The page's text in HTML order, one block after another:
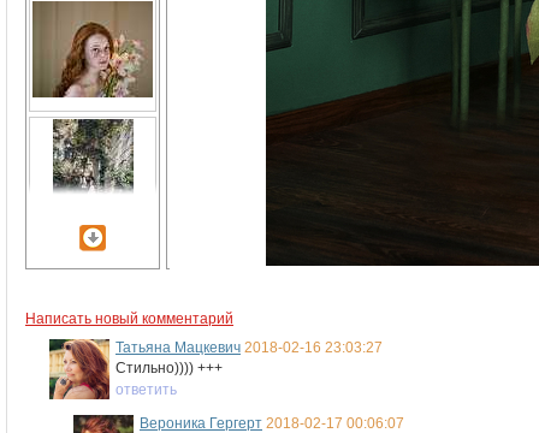
Написать новый комментарий
Татьяна Мацкевич 2018-02-16 23:03:27
Стильно)))) +++
ответить
Вероника Гергерт 2018-02-17 00:06:07